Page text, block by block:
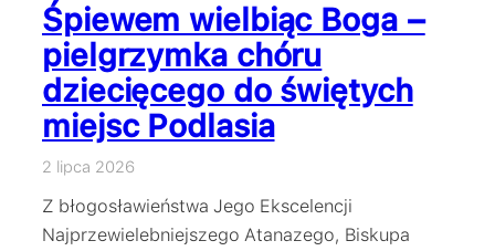
Śpiewem wielbiąc Boga –
pielgrzymka chóru
dziecięcego do świętych
miejsc Podlasia
2 lipca 2026
Z błogosławieństwa Jego Ekscelencji
Najprzewielebniejszego Atanazego, Biskupa